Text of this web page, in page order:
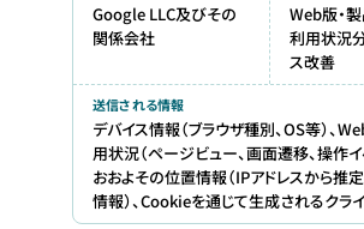
Google LLC及びその
関係会社
Web版・
利用状況
ス改善
送信される情報
デバイス情報（ブラウザ種別、OS等）、
用状況（ページビュー、画面遷移、操作イ
おおよその位置情報（IPアドレスから推
情報）、Cookieを通じて生成されるクラ